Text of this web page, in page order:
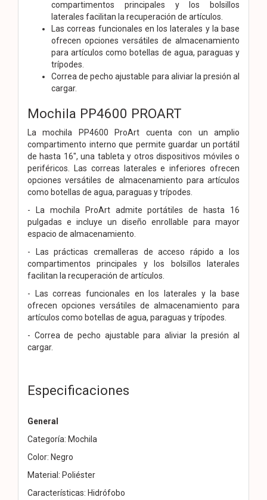
compartimentos principales y los bolsillos
laterales facilitan la recuperación de artículos.
Las correas funcionales en los laterales y la base
ofrecen opciones versátiles de almacenamiento
para artículos como botellas de agua, paraguas y
trípodes.
Correa de pecho ajustable para aliviar la presión al
cargar.
Mochila PP4600 PROART
La mochila PP4600 ProArt cuenta con un amplio
compartimento interno que permite guardar un portátil
de hasta 16", una tableta y otros dispositivos móviles o
periféricos. Las correas laterales e inferiores ofrecen
opciones versátiles de almacenamiento para artículos
como botellas de agua, paraguas y trípodes.
- La mochila ProArt admite portátiles de hasta 16
pulgadas e incluye un diseño enrollable para mayor
espacio de almacenamiento.
- Las prácticas cremalleras de acceso rápido a los
compartimentos principales y los bolsillos laterales
facilitan la recuperación de artículos.
- Las correas funcionales en los laterales y la base
ofrecen opciones versátiles de almacenamiento para
artículos como botellas de agua, paraguas y trípodes.
- Correa de pecho ajustable para aliviar la presión al
cargar.
Especificaciones
General
Categoría: Mochila
Color: Negro
Material: Poliéster
Características: Hidrófobo